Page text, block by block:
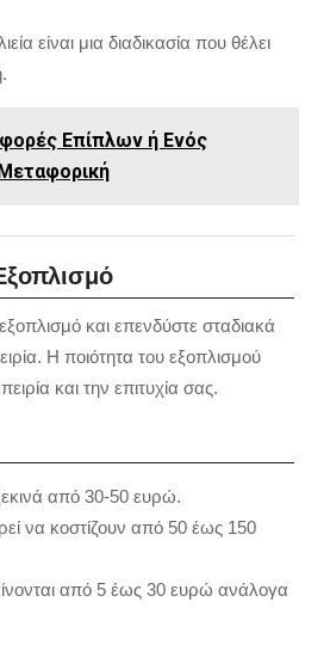
είναι μια διαδικασία που θέλει
Επίπλων ή Ενός
και επενδύστε σταδιακά
Η ποιότητα του εξοπλισμού
και την επιτυχία σας.
από 30-50 ευρώ.
να κοστίζουν από 50 έως 150
από 5 έως 30 ευρώ ανάλογα